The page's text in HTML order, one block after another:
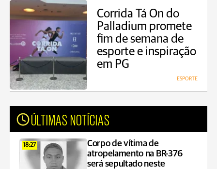
Corrida Tá On do
Palladium promete
fim de semana de
esporte e inspiração
em PG
ESPORTE
ÚLTIMAS NOTÍCIAS
18:27
Corpo de vítima de
atropelamento na BR-376
será sepultado neste